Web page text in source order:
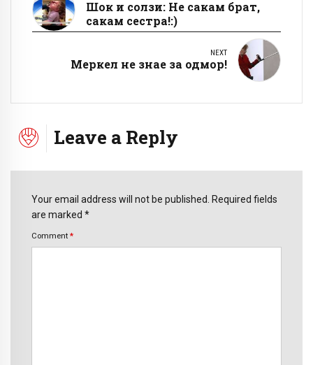
Шок и солзи: Не сакам брат,
сакам сестра!:)
NEXT
Меркел не знае за одмор!
Leave a Reply
Your email address will not be published. Required fields
are marked *
Comment *